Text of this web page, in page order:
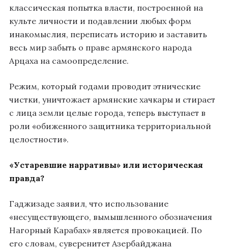
классическая попытка власти, построенной на
культе личности и подавлении любых форм
инакомыслия, переписать историю и заставить
весь мир забыть о праве армянского народа
Арцаха на самоопределение.
Режим, который годами проводит этнические
чистки, уничтожает армянские хачкары и стирает
с лица земли целые города, теперь выступает в
роли «обиженного защитника территориальной
целостности».
«Устаревшие нарративы» или историческая
правда?
Гаджизаде заявил, что использование
«несуществующего, вымышленного обозначения
Нагорный Карабах» является провокацией. По
его словам, суверенитет Азербайджана